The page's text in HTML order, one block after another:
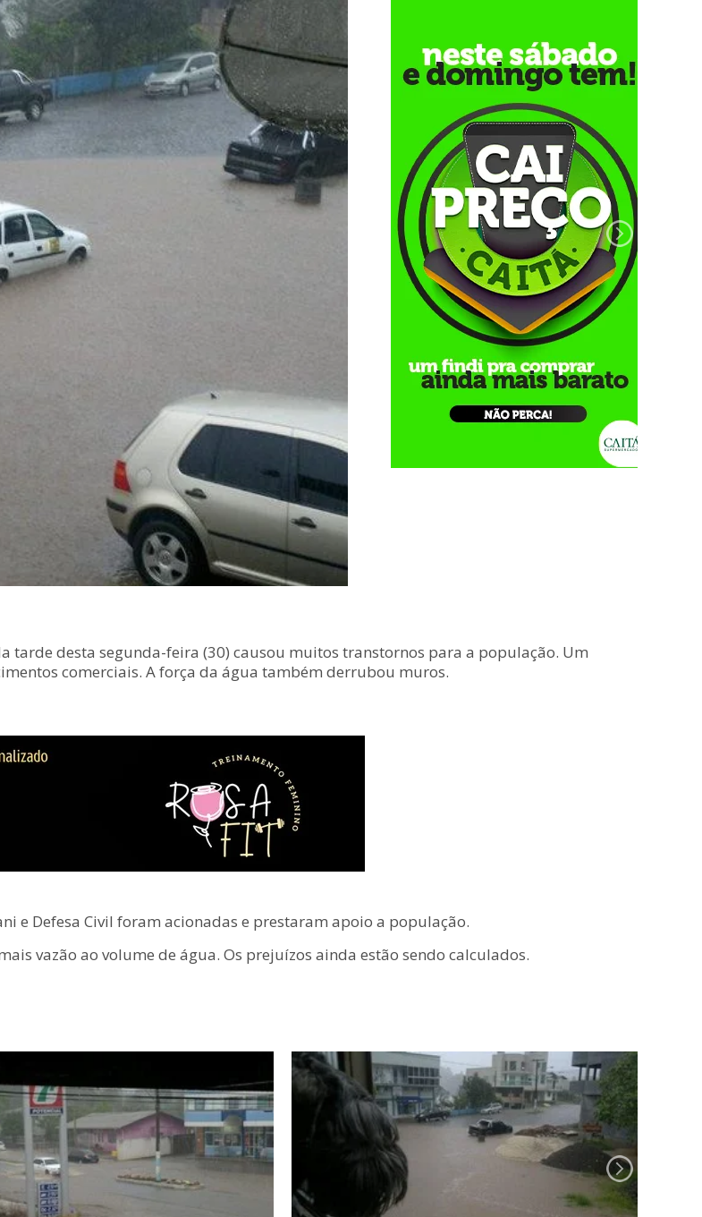
desta segunda-feira (30) causou muitos transtornos para a população. Um
comerciais. A força da água também derrubou muros.
e Defesa Civil foram acionadas e prestaram apoio a população.
vazão ao volume de água. Os prejuízos ainda estão sendo calculados.